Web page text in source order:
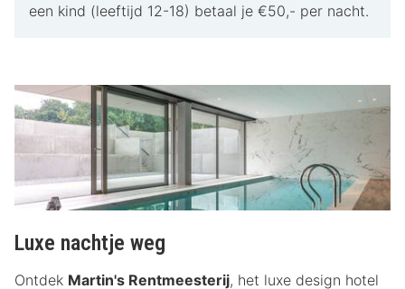
een kind (leeftijd 12-18) betaal je €50,- per nacht.
Luxe nachtje weg
Ontdek Martin's Rentmeesterij, het luxe design hotel